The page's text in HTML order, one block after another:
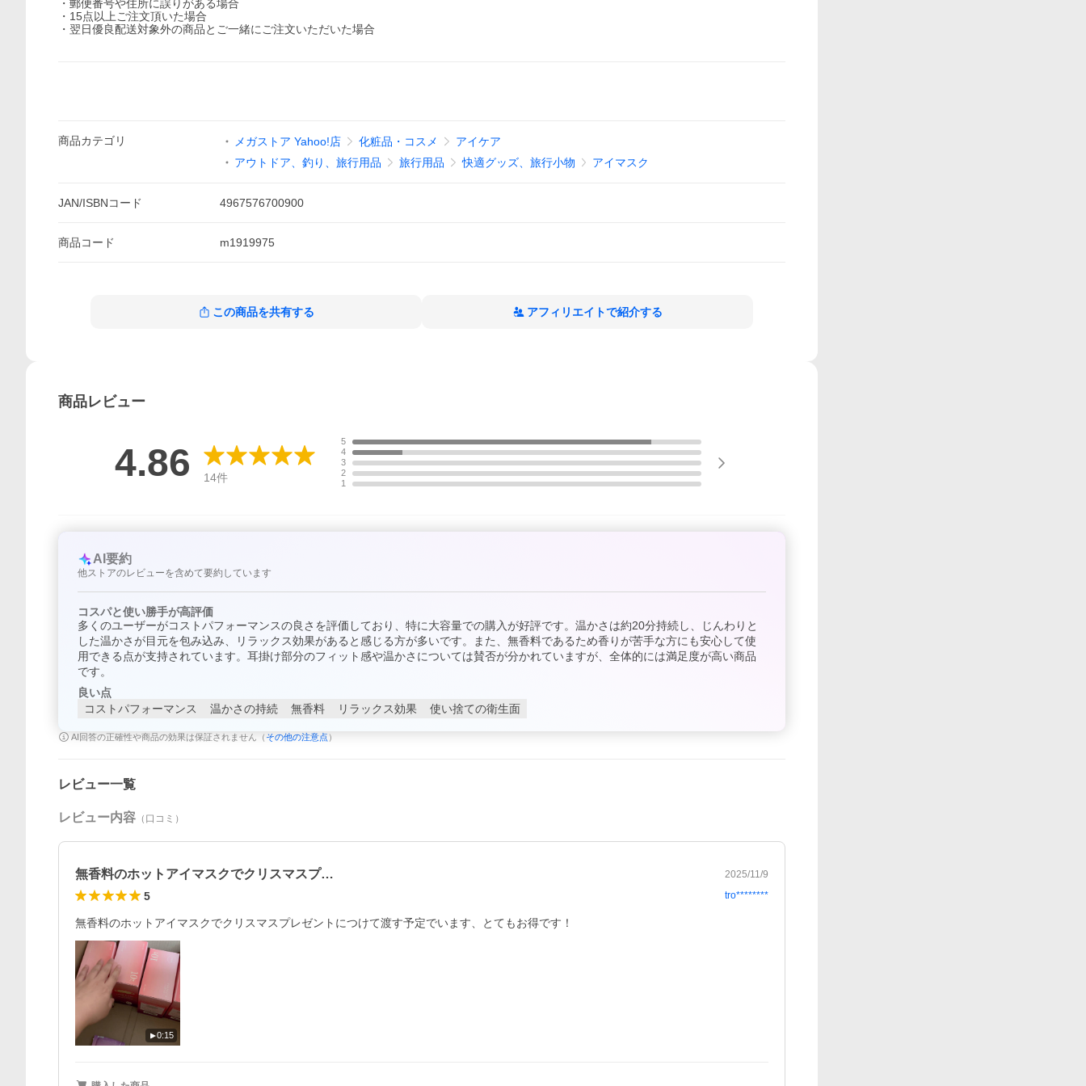
・郵便番号や住所に誤りがある場合
・15点以上ご注文頂いた場合
・翌日優良配送対象外の商品とご一緒にご注文いただいた場合
商品カテゴリ メガストア Yahoo!店 化粧品・コスメ
アイケア
アウトドア、釣り、旅行用品
旅行用品 快適グッズ、旅行小物 アイマスク
JAN/ISBNコード 4967576700900
商品コード m1919975
この商品を共有する アフィリエイトで紹介する
商品レビュー
4.86 14件
5
4
3
2
1
AI要約
他ストアのレビューを含めて要約しています
コスパと使い勝手が高評価
多くのユーザーがコストパフォーマンスの良さを評価しており、特に大容量での購入が好評です。温かさは約20分持続し、じんわりと
した温かさが目元を包み込み、リラックス効果があると感じる方が多いです。また、無香料であるため香りが苦手な方にも安心して使
用できる点が支持されています。耳掛け部分のフィット感や温かさについては賛否が分かれていますが、全体的には満足度が高い商品
です。
良い点
コストパフォーマンス
温かさの持続 無香料 リラックス効果 使い捨ての衛生面
AI回答の正確性や商品の効果は保証されません（ その他の注意点 ）
レビュー一覧
レビュー内容 （口コミ）
無香料のホットアイマスクでクリスマスプ… 2025/11/9
5 tro********
無香料のホットアイマスクでクリスマスプレゼントにつけて渡す予定でいます、とてもお得です！
0:15